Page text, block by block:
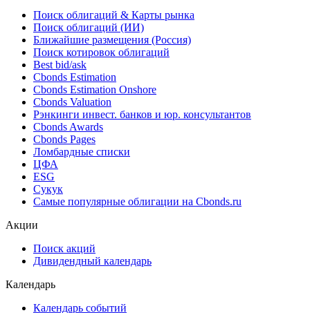
Fitch
Ratings
***
Долгосрочный Межд. рейтинг в ин.
Рейтинговый отчет
Облигации
Поиск облигаций & Карты рынка
Поиск облигаций (ИИ)
Ближайшие размещения (Россия)
Поиск котировок облигаций
Best bid/ask
Cbonds Estimation
Cbonds Estimation Onshore
Cbonds Valuation
Рэнкинги инвест. банков и юр. консультантов
Cbonds Awards
Cbonds Pages
Ломбардные списки
ESG
Самые популярные облигации на Cbonds.ru
Дивидендный календарь